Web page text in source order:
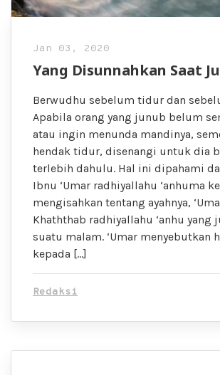
Jan 03, 2020
Yang Disunnahkan Saat
Berwudhu sebelum tidur dan
Apabila orang yang junub belum
atau ingin menunda mandinya,
hendak tidur, disenangi untuk dia
terlebih dahulu. Hal ini dipahami
Ibnu ‘Umar radhiyallahu ‘anhuma
mengisahkan tentang ayahnya,
Khaththab radhiyallahu ‘anhu yang
suatu malam. ‘Umar menyebutkan
kepada […]
Redaksi